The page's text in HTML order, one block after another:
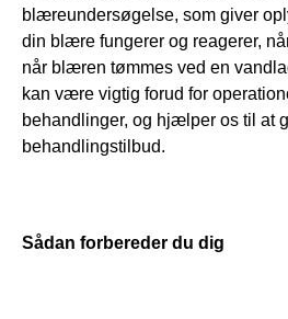
blæreundersøgelse, som giver
din blære fungerer og reagerer,
når blæren tømmes ved en
kan være vigtig forud for
behandlinger, og hjælper os til at
behandlingstilbud.
Sådan forbereder du dig